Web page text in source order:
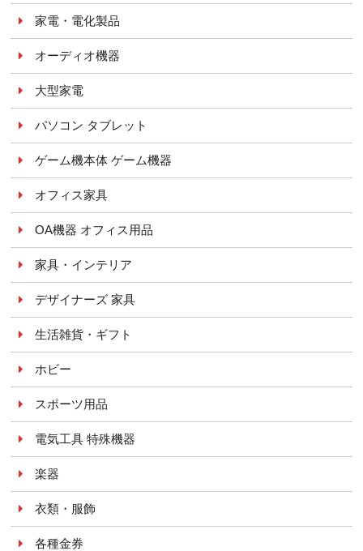
家電・電化製品
オーディオ機器
大型家電
パソコン タブレット
ゲーム機本体 ゲーム機器
オフィス家具
OA機器 オフィス用品
家具・インテリア
デザイナーズ 家具
生活雑貨・ギフト
ホビー
スポーツ用品
電気工具 特殊機器
楽器
衣類・服飾
各種金券